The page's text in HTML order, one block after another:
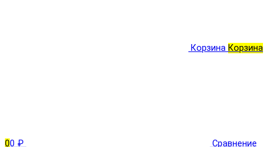
Корзина Корзина
00 ₽ Сравнение